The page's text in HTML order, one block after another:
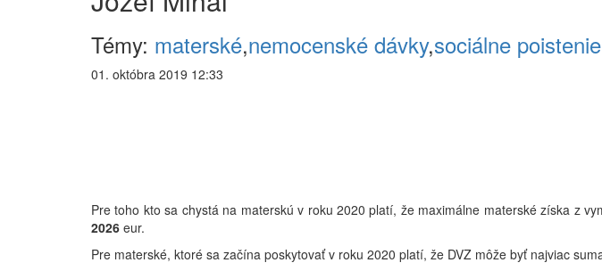
Témy: materské,nemocenské dávky,sociálne poistenie
01. októbra 2019 12:33
Pre toho kto sa chystá na materskú v roku 2020 platí, že maximálne materské získa z
2026 eur.
Pre materské, ktoré sa začína poskytovať v roku 2020 platí, že DVZ môže byť najviac